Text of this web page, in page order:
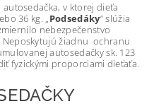
v ktorej dieťa
36 kg. „Podsedáky“ slúžia
nebezpečenstvo
žiadnu ochranu
autosedačky sk. 123
fyzickými proporciami dieťaťa.